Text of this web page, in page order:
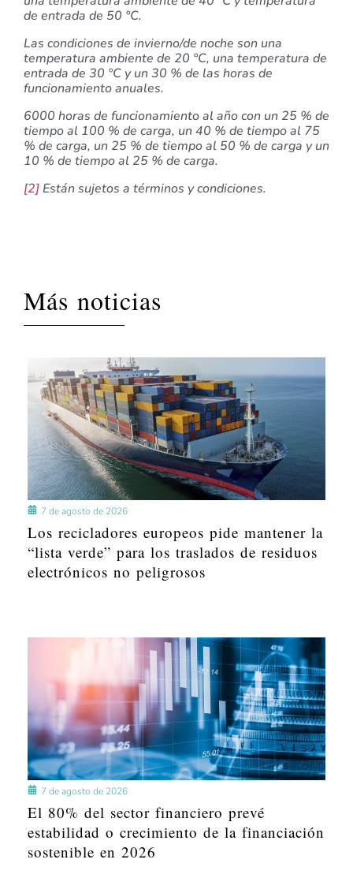
de entrada de 50 °C.
Las condiciones de invierno/de noche son una
temperatura ambiente de 20 °C, una temperatura de
entrada de 30 °C y un 30 % de las horas de
funcionamiento anuales.
6000 horas de funcionamiento al año con un 25 % de
tiempo al 100 % de carga, un 40 % de tiempo al 75
% de carga, un 25 % de tiempo al 50 % de carga y un
10 % de tiempo al 25 % de carga.
[2] Están sujetos a términos y condiciones.
Más noticias
7 de agosto de 2026
Los recicladores europeos pide mantener la
“lista verde” para los traslados de residuos
electrónicos no peligrosos
7 de agosto de 2026
El 80% del sector financiero prevé
estabilidad o crecimiento de la financiación
sostenible en 2026